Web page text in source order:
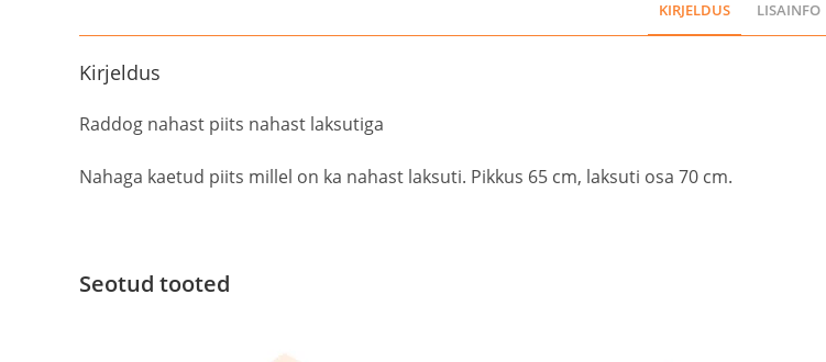
KIRJELDUS LISAINFO
Kirjeldus
Raddog nahast piits nahast laksutiga
Nahaga kaetud piits millel on ka nahast laksuti. Pikkus 65 cm, laksuti osa 70 cm.
Seotud tooted